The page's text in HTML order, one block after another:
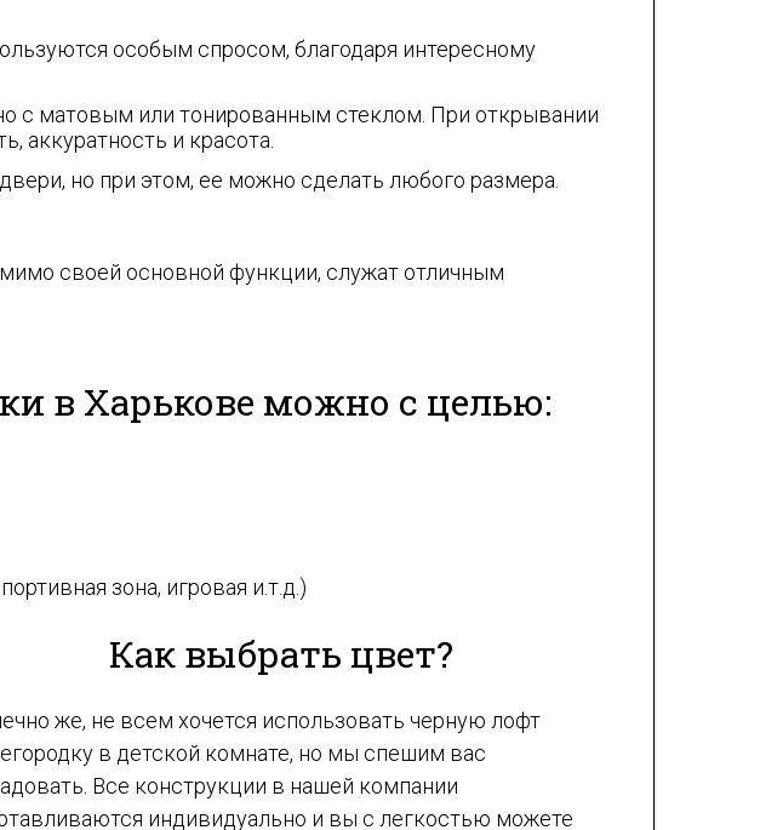
особым спросом, благодаря интересному
с матовым или тонированным стеклом. При открывании
аккуратность и красота.
но при этом, ее можно сделать любого размера.
своей основной функции, служат отличным
в Харькове можно с целью:
зона, игровая и.т.д.)
Как выбрать цвет?
же, не всем хочется использовать черную лофт
в детской комнате, но мы спешим вас
Все конструкции в нашей компании
индивидуально и вы с легкостью можете